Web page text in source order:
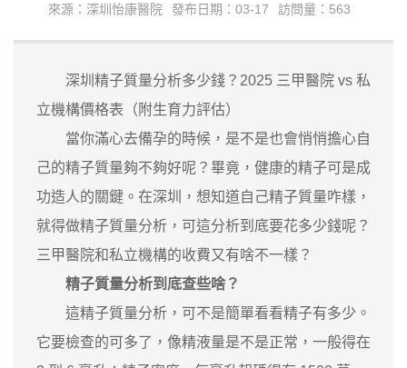
來源：深圳怡康醫院 發布日期：03-17 訪問量：563
深圳精子質量分析多少錢？2025 三甲醫院 vs 私
立機構價格表（附生育力評估）
當你滿心去備孕的時候，是不是也會悄悄擔心自
己的精子質量夠不夠好呢？畢竟，健康的精子可是成
功造人的關鍵。在深圳，想知道自己精子質量咋樣，
就得做精子質量分析，可這分析到底要花多少錢呢？
三甲醫院和私立機構的收費又有啥不一樣？
精子質量分析到底查些啥？
這精子質量分析，可不是簡單看看精子有多少。
它要檢查的可多了，像精液量是不是正常，一般得在